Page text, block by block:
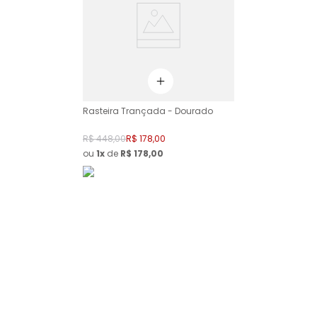
Rasteira Trançada - Dourado
R$448,00R$ 178,00
ou 1 de R$ 178,00